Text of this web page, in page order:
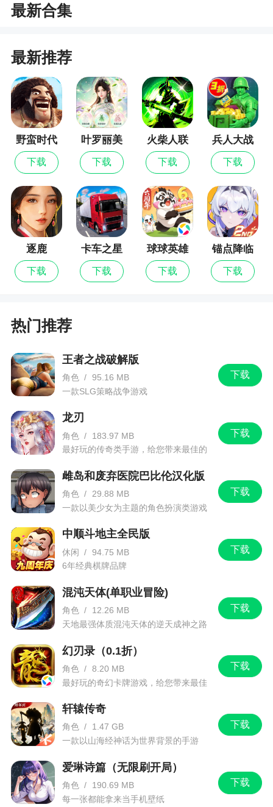
道具随便用，这才是真正的捕鱼
最新合集
最新推荐
野蛮时代
下载
叶罗丽美
颜公主
下载
火柴人联
盟3
下载
兵人大战
下载
逐鹿
下载
卡车之星
下载
球球英雄
下载
锚点降临
下载
热门推荐
下载
王者之战破解版
角色 / 95.16 MB
一款SLG策略战争游戏
下载
龙刃
角色 /
183.97 MB
最好玩的传奇类手游，给您带来最佳的
下载
雌岛和废弃医院巴比伦汉化版
角色 /
29.88 MB
一款以美少女为主题的角色扮演类游戏
下载
中顺斗地主全民版
休闲 / 94.75 MB
6年经典棋牌品牌
下载
混沌天体(单职业冒险)
角色 /
12.26 MB
天地最强体质混沌天体的逆天成神之路
下载
幻刃录（0.1折）
角色 / 8.20 MB
最好玩的奇幻卡牌游戏，给您带来最佳
下载
轩辕传奇
角色 /
1.47 GB
一款以山海经神话为世界背景的手游
下载
爱琳诗篇（无限刷开局）
角色 /
190.69 MB
每一张都能拿来当手机壁纸